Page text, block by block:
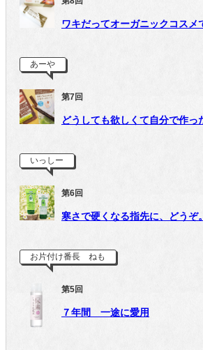
ワキだってオーガニックコスメ
あーや
第7回
どうしても欲しくて自分で作っ
いっしー
第6回
寒さで硬くなる指先に、どうぞ。
お片付け番長 ねも
第5回
７年間 一途に愛用